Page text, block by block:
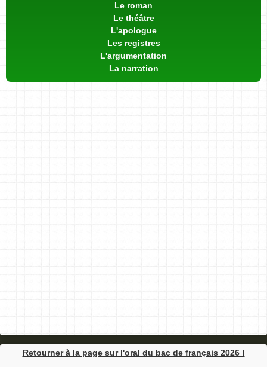
Le roman
Le théâtre
L'apologue
Les registres
L'argumentation
La narration
Retourner à la page sur l'oral du bac de français 2026 !